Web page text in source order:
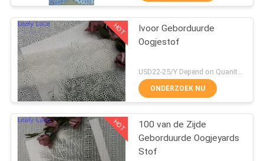
FABRIEKSREIS
KWALITEITSCONTROLE
CONTACTEER
ONS
NIEUWS
Lovertje
Geborduurde Stof
194
50
HOT
Ivoor Geborduurde
Oogjestof
ONDERZOEK NU
HOT
100 van de Zijde
Geborduurde Oogjeyards
Stof